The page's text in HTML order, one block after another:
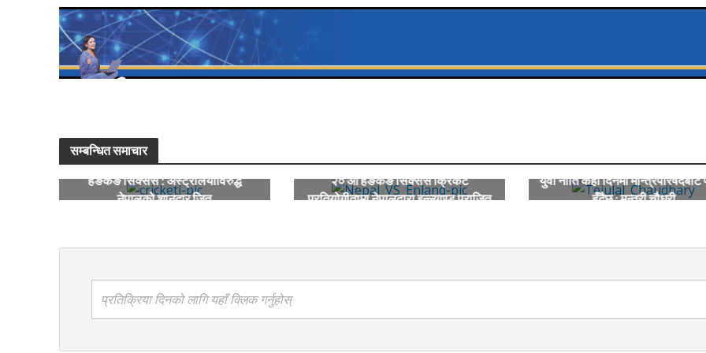
सम्बन्धित समाचार
हङकङ सिक्सेस : अस्ट्रेलियाविरुद्ध
नेपालको शानदार जित
२० औं हङकङ सिक्सेस क्रिकेट
प्रतियोगीतामा नेपालद्वारा इन्ल्याण्ड पराजित
युवा नीति केही दिनमा मन्त्रिपरिषदबाट
हुँदैछ : मन्त्री चौधरी
प्रतिक्रिया दिनको लागि यहाँ क्लिक गर्नुहोस्